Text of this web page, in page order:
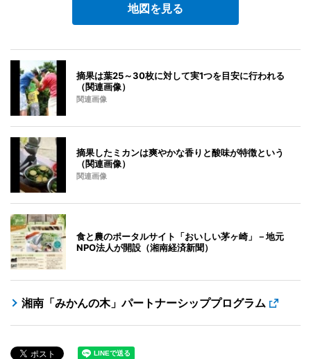
地図を見る
摘果は葉25～30枚に対して実1つを目安に行われる
（関連画像）
関連画像
摘果したミカンは爽やかな香りと酸味が特徴という
（関連画像）
関連画像
食と農のポータルサイト「おいしい茅ヶ崎」－地元
NPO法人が開設（湘南経済新聞）
湘南「みかんの木」パートナーシッププログラム